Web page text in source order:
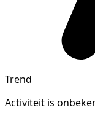
Trend
Activiteit is